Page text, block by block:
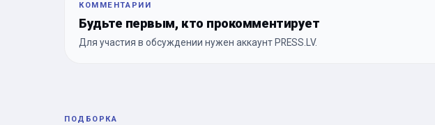
КОММЕНТАРИИ
Будьте первым, кто прокомментирует
Для участия в обсуждении нужен аккаунт PRESS.LV.
ПОДБОРКА